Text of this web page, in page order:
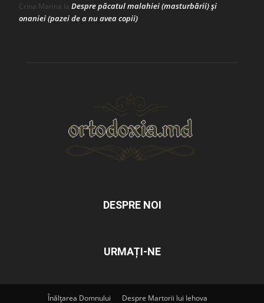
Crina Marina la Despre păcatul malahiei (masturbării) şi
onaniei (pazei de a nu avea copii)
DESPRE NOI
URMAȚI-NE
Înălțarea Domnului Despre Martorii lui Iehova